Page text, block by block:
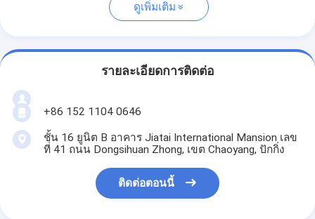
ดูเพิ่มเติม
รายละเอียดการติดต่อ
+86 152 1104 0646
ชั้น 16 ยูนิต B อาคาร Jiatai International Mansion เลข
ที่ 41 ถนน Dongsihuan Zhong, เขต Chaoyang, ปักกิ่ง
ติดต่อตอนนี้